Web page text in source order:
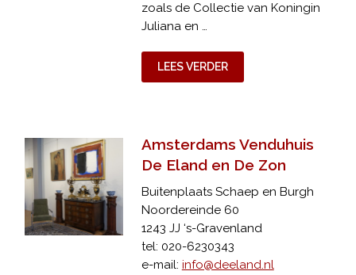
zoals de Collectie van Koningin
Juliana en …
LEES VERDER
Amsterdams Venduhuis
De Eland en De Zon
Buitenplaats Schaep en Burgh
Noordereinde 60
1243 JJ ‘s-Gravenland
tel: 020-6230343
e-mail: info@deeland.nl